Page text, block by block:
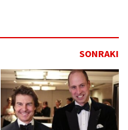
SONRAKI